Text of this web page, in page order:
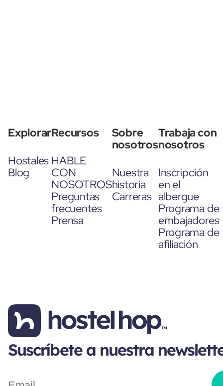
Explorar
Hostales
Blog
Recursos
HABLE
CON
NOSOTROS
Preguntas
frecuentes
Prensa
Sobre
nosotros
Nuestra
historia
Carreras
Trabaja con
nosotros
Inscripción
en el
albergue
Programa de
embajadores
Programa de
afiliación
Suscríbete a nuestra